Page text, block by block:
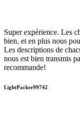
Super expérience. Les
bien, et en plus nous
Les descriptions de
nous est bien transmis
recommande!
LightPacker99742